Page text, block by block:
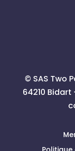
© SAS Two
64210 Bidart